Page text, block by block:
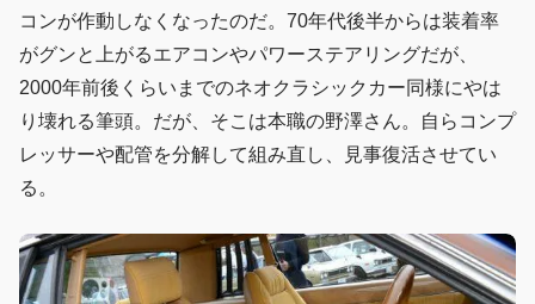
コンが作動しなくなったのだ。70年代後半からは装着率
がグンと上がるエアコンやパワーステアリングだが、
2000年前後くらいまでのネオクラシックカー同様にやは
り壊れる筆頭。だが、そこは本職の野澤さん。自らコンプ
レッサーや配管を分解して組み直し、見事復活させてい
る。